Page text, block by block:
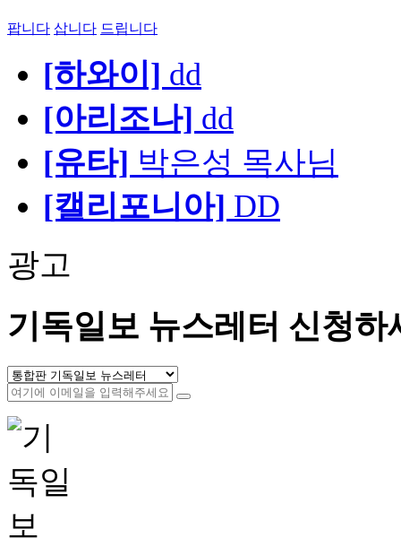
팝니다 삽니다 드립니다
[하와이] dd
[아리조나] dd
[유타] 박은성 목사님
[캘리포니아] DD
광고
기독일보 뉴스레터 신청하